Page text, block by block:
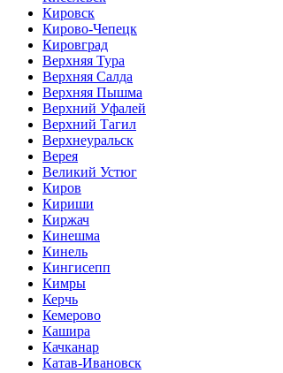
Кировск
Кирово-Чепецк
Кировград
Верхняя Тура
Верхняя Салда
Верхняя Пышма
Верхний Уфалей
Верхний Тагил
Верхнеуральск
Верея
Великий Устюг
Киров
Кириши
Киржач
Кинешма
Кинель
Кингисепп
Кимры
Керчь
Кемерово
Кашира
Качканар
Катав-Ивановск